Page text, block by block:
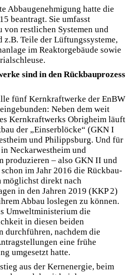
Abbaugenehmigung hatte die
beantragt. Sie umfasst
von restlichen Systemen und
Teile der Lüftungssysteme,
im Reaktorgebäude sowie
sind in den Rückbauprozess
fünf Kernkraftwerke der EnBW
Neben dem weit
Kernkraftwerks Obrigheim läuft
der „Einserblöcke“ (GKN I
und Philippsburg. Und für
Neckarwestheim und
produzieren – also GKN II und
im Jahr 2016 die Rückbau-
möglichst direkt nach
in den Jahren 2019 (KKP 2)
Abbau loslegen zu können.
Umweltministerium die
in diesen beiden
durchführen, nachdem die
eine frühe
umgesetzt hatte.
aus der Kernenergie, beim